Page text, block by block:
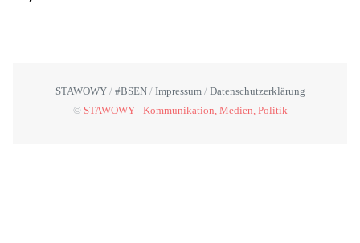
STAWOWY #BSEN Impressum
Datenschutzerklärung
© STAWOWY - Kommunikation, Medien, Politik